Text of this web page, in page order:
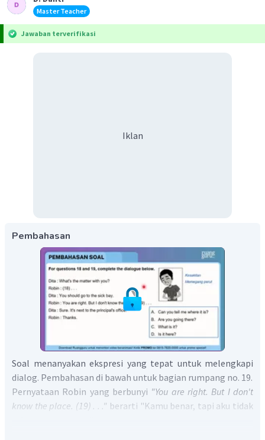
Master Teacher
Jawaban terverifikasi
Iklan
Pembahasan
Soal menanyakan ekspresi yang tepat untuk melengkapi
dialog. Pembahasan di bawah untuk bagian rumpang no. 19.
Pernyataan Robin yang berbunyi "You are right. But I don't
know the place. (19) . . ." berarti "Kamu benar, tapi aku tidak